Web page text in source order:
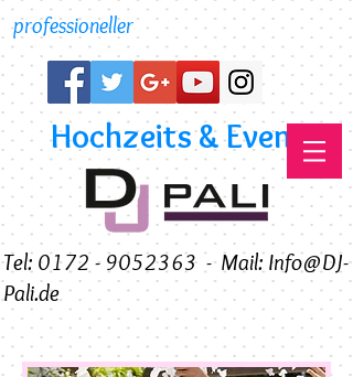
professioneller
Hochzeits & Event DJ
Tel: 0172 - 9052363 - Mail: Info@DJ-
Pali.de